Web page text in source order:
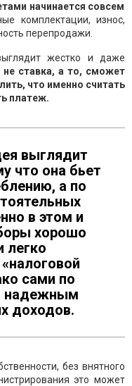
начинается совсем
комплектации, износ,
перепродажи.
жестко и даже
не ставка, а то, сможет
что именно считать
платеж.
выглядит
что она бьет
а по
в этом и
хорошо
легко
сами по
надежным
доходов.
без внятного
это может